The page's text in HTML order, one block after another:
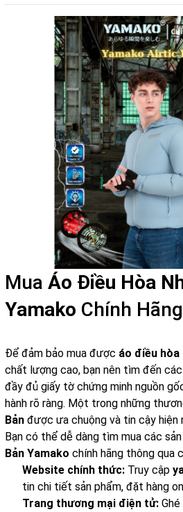
Mua Áo Điều Hòa
Yamako Chính
Để đảm bảo mua được áo điều hòa
chất lượng cao, bạn nên tìm đến
đầy đủ giấy tờ chứng minh nguồn
hành rõ ràng. Một trong những
Bản được ưa chuộng và tin cậy hiện
Bạn có thể dễ dàng tìm mua các
Bản Yamako chính hãng thông qua
Website chính thức: Truy cập
tin chi tiết sản phẩm, đặt hàng
Trang thương mại điện tử: